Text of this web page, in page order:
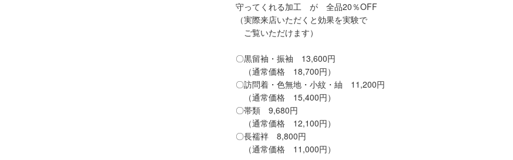
守ってくれる加工 が 全品20％OFF
（実際来店いただくと効果を実験で
ご覧いただけます）
〇黒留袖・振袖 13,600円
（通常価格 18,700円）
〇訪問着・色無地・小紋・紬 11,200円
（通常価格 15,400円）
〇帯類 9,680円
（通常価格 12,100円）
〇長襦袢 8,800円
（通常価格 11,000円）